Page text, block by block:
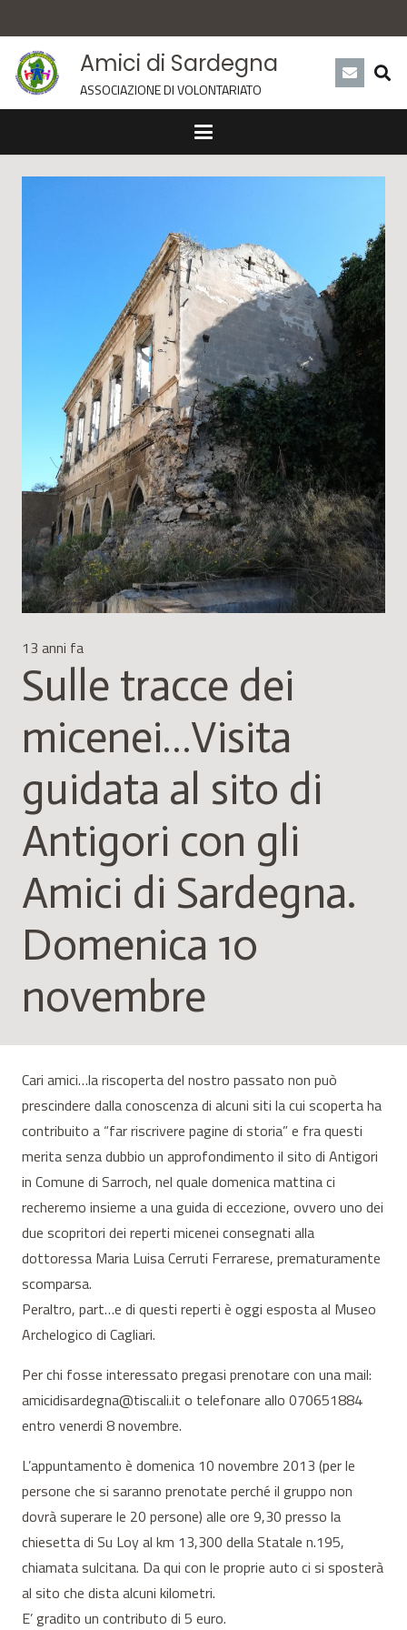
Amici di Sardegna
ASSOCIAZIONE DI VOLONTARIATO
13 anni fa
Sulle tracce dei
micenei…Visita
guidata al sito di
Antigori con gli
Amici di Sardegna.
Domenica 10
novembre
Cari amici…la riscoperta del nostro passato non può
prescindere dalla conoscenza di alcuni siti la cui scoperta ha
contribuito a “far riscrivere pagine di storia” e fra questi
merita senza dubbio un approfondimento il sito di Antigori
in Comune di Sarroch, nel quale domenica mattina ci
recheremo insieme a una guida di eccezione, ovvero uno dei
due scopritori dei reperti micenei consegnati alla
dottoressa Maria Luisa Cerruti Ferrarese, prematuramente
scomparsa.
Peraltro, part…e di questi reperti è oggi esposta al Museo
Archelogico di Cagliari.
Per chi fosse interessato pregasi prenotare con una mail:
amicidisardegna@tiscali.it o telefonare allo 070651884
entro venerdi 8 novembre.
L’appuntamento è domenica 10 novembre 2013 (per le
persone che si saranno prenotate perché il gruppo non
dovrà superare le 20 persone) alle ore 9,30 presso la
chiesetta di Su Loy al km 13,300 della Statale n.195,
chiamata sulcitana. Da qui con le proprie auto ci si sposterà
al sito che dista alcuni kilometri.
E’ gradito un contributo di 5 euro.